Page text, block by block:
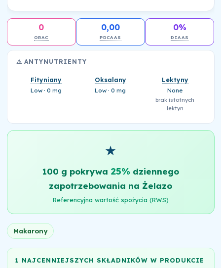
0
ORAC
0,00
PDCAAS
0%
DIAAS
⚠️ ANTYNUTRIENTY
Fityniany
Low · 0 mg
Oksalany
Low · 0 mg
Lektyny
None
brak istotnych
lektyn
★
100 g pokrywa 25%dziennego
zapotrzebowania na Żelazo
Referencyjna wartość spożycia (RWS)
Makarony
1 NAJCENNIEJSZYCH SKŁADNIKÓW W PRODUKCIE